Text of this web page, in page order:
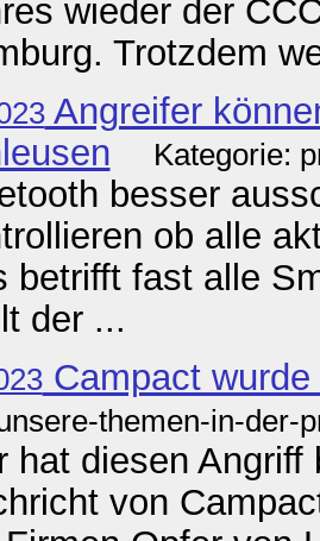
wieder der
Trotzdem
Angreifer
Kategorie:
besser
ob alle
betrifft fast alle
der ...
Campact wurde
themen-in-der-
hat diesen
von